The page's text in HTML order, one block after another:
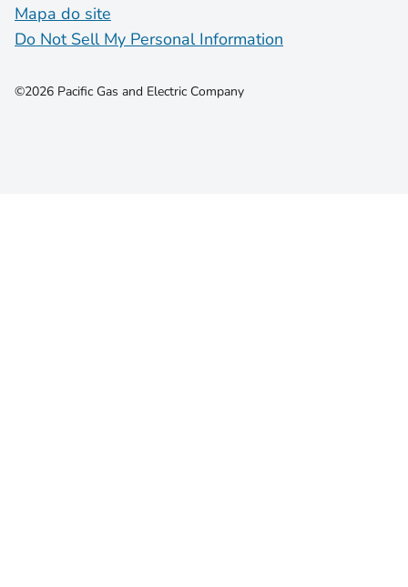
Mapa do site
Do Not Sell My Personal Information
©2026 Pacific Gas and Electric Company